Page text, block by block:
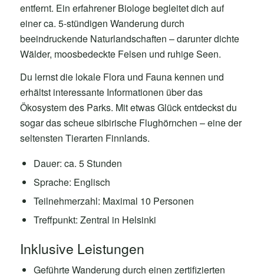
entfernt. Ein erfahrener Biologe begleitet dich auf
einer ca. 5-stündigen Wanderung durch
beeindruckende Naturlandschaften – darunter dichte
Wälder, moosbedeckte Felsen und ruhige Seen.
Du lernst die lokale Flora und Fauna kennen und
erhältst interessante Informationen über das
Ökosystem des Parks. Mit etwas Glück entdeckst du
sogar das scheue sibirische Flughörnchen – eine der
seltensten Tierarten Finnlands.
Dauer: ca. 5 Stunden
Sprache: Englisch
Teilnehmerzahl: Maximal 10 Personen
Treffpunkt: Zentral in Helsinki
Inklusive Leistungen
Geführte Wanderung durch einen zertifizierten